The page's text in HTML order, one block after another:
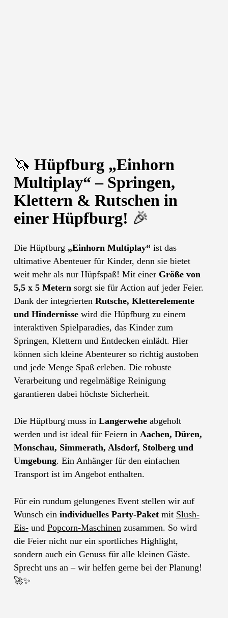
🦄 Hüpfburg „Einhorn
Multiplay“ – Springen,
Klettern & Rutschen in
einer Hüpfburg! 🎉
Die Hüpfburg „Einhorn Multiplay“ist das
ultimative Abenteuer für Kinder, denn sie bietet
weit mehr als nur Hüpfspaß! Mit einer Größe von
5,5 x 5 Metern sorgt sie für Action auf jeder Feier.
Dank der integrierten Rutsche, Kletterelemente
und Hindernissewird die Hüpfburg zu einem
interaktiven Spielparadies, das Kinder zum
Springen, Klettern und Entdecken einlädt. Hier
können sich kleine Abenteurer so richtig austoben
und jede Menge Spaß erleben. Die robuste
Verarbeitung und regelmäßige Reinigung
garantieren dabei höchste Sicherheit.
Die Hüpfburg muss in Langerweheabgeholt
werden und ist ideal für Feiern in Aachen, Düren,
Monschau, Simmerath, Alsdorf, Stolberg und
Umgebung. Ein Anhänger für den einfachen
Transport ist im Angebot enthalten.
Für ein rundum gelungenes Event stellen wir auf
Wunsch ein individuelles Party-Paketmit Slush-
Eis-und Popcorn-Maschinen zusammen. So wird
die Feier nicht nur ein sportliches Highlight,
sondern auch ein Genuss für alle kleinen Gäste.
Sprecht uns an – wir helfen gerne bei der Planung!
🚀✨